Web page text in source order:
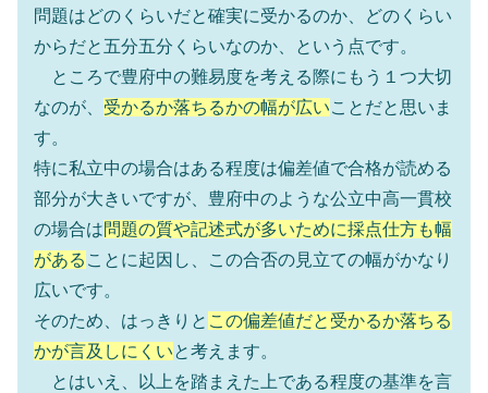
問題はどのくらいだと確実に受かるのか、どのくらい
からだと五分五分くらいなのか、という点です。
ところで豊府中の難易度を考える際にもう１つ大切
なのが、 受かるか落ちるかの幅が広いことだと思いま
す。
特に私立中の場合はある程度は偏差値で合格が読める
部分が大きいですが、豊府中のような公立中高一貫校
の場合は問題の質や記述式が多いために採点仕方も幅
がある ことに起因し、この合否の見立ての幅がかなり
広いです。
そのため、はっきりと この偏差値だと受かるか落ちる
かが言及しにくいと考えます。
とはいえ、以上を踏まえた上である程度の基準を言